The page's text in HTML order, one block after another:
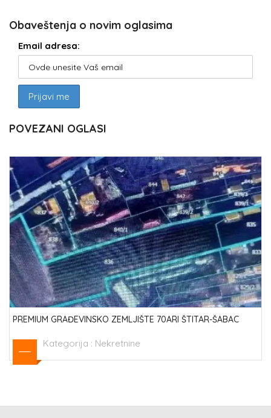
Obaveštenja o novim oglasima
Email adresa:
POVEZANI OGLASI
PREMIUM GRAĐEVINSKO ZEMLJIŠTE 70ARI ŠTITAR-ŠABAC
Kategorija : Nekretnine